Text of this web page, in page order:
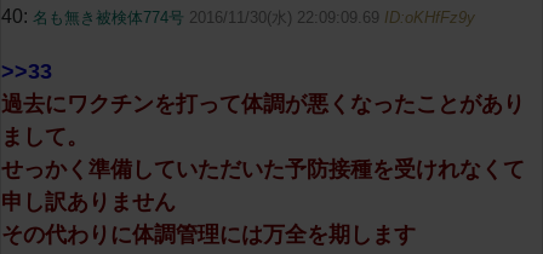
40: 名も無き被検体774号 2016/11/30(水) 22:09:09.69 ID:oKHfFz9y
>>33
過去にワクチンを打って体調が悪くなったことがあり
まして。
せっかく準備していただいた予防接種を受けれなくて
申し訳ありません
その代わりに体調管理には万全を期します